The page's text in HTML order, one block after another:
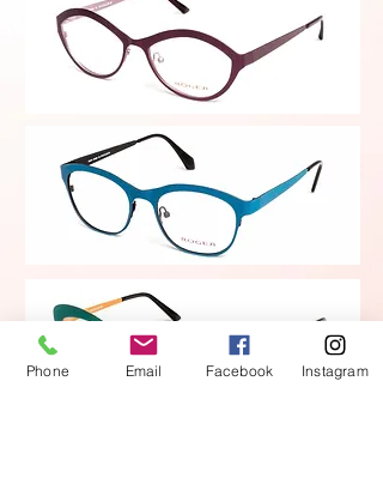
Phone Email Facebook Instagram